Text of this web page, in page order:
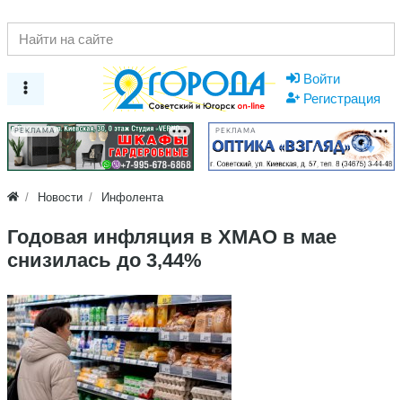
Войти
Регистрация
РЕКЛАМА РЕКЛАМА
Новости Инфолента
Годовая инфляция в ХМАО в мае
снизилась до 3,44%